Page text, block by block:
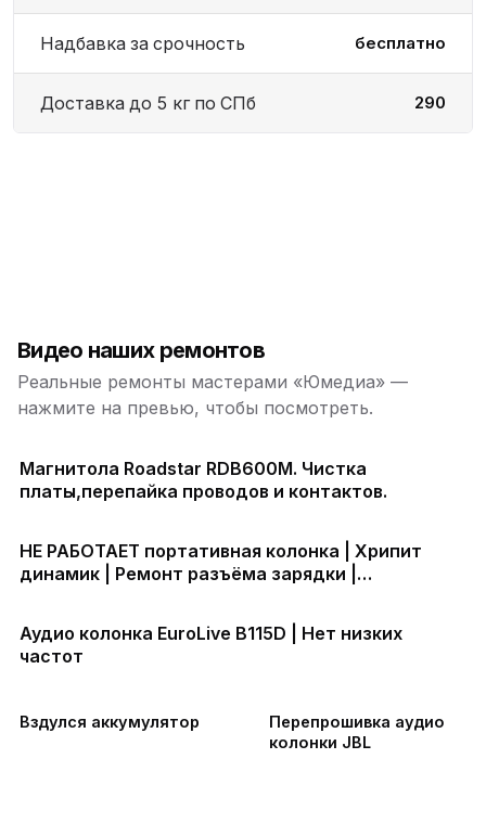
Надбавка за срочность бесплатно
Доставка до 5 кг по СПб 290
Видео наших ремонтов
Реальные ремонты мастерами «Юмедиа» —
нажмите на превью, чтобы посмотреть.
Магнитола Roadstar RDB600M. Чистка
платы,перепайка проводов и контактов.
НЕ РАБОТАЕТ портативная колонка | Хрипит
динамик | Ремонт разъёма зарядки |
Аудио колонка EuroLive B115D | Нет низких
частот
Вздулся аккумулятор
Перепрошивка аудио
колонки JBL